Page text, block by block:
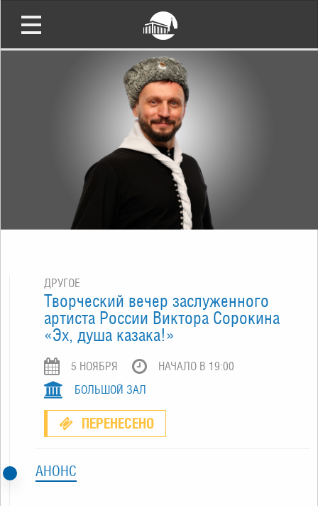
ДРУГОЕ
Творческий вечер заслуженного
артиста России Виктора Сорокина
«Эх, душа казака!»
5 НОЯБРЯ
НАЧАЛО В 19:00
БОЛЬШОЙ ЗАЛ
ПЕРЕНЕСЕНО
АНОНС